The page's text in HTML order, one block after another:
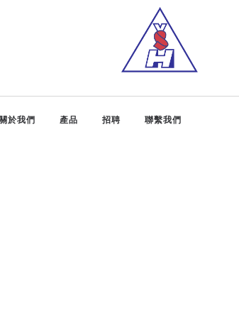
於我們 產品 招聘 聯繫我們